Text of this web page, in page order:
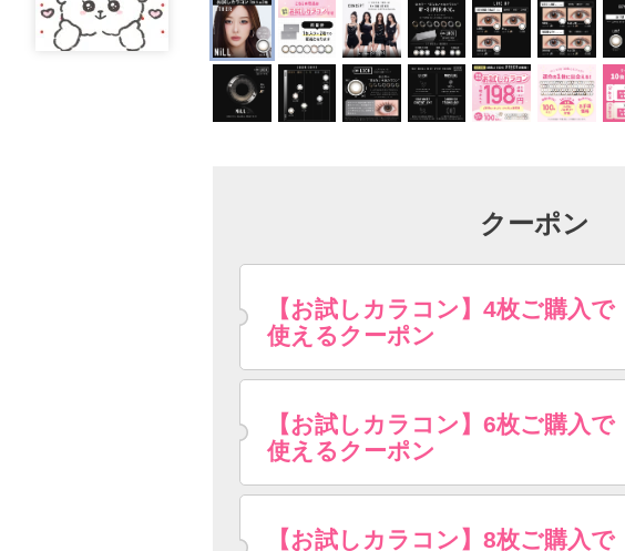
クーポン
【お試しカラコン】4枚ご購入で
使えるクーポン
【お試しカラコン】6枚ご購入で
使えるクーポン
【お試しカラコン】8枚ご購入で